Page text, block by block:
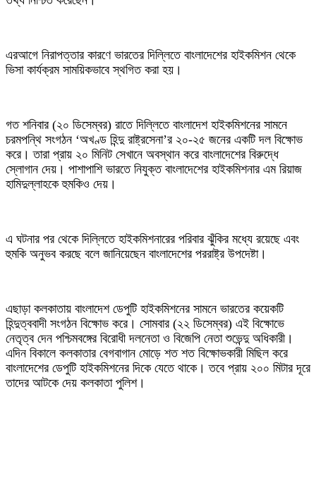
‎এরআগে নিরাপত্তার কারণে ভারতের দিল্লিতে বাংলাদেশের হাইকমিশন থেকে
ভিসা কার্যক্রম সাময়িকভাবে স্থগিত করা হয়।
‎গত শনিবার (২০ ডিসেম্বর) রাতে দিল্লিতে বাংলাদেশ হাইকমিশনের সামনে
চরমপন্থি সংগঠন ‘অখণ্ড হিন্দু রাষ্ট্রসেনা’র ২০-২৫ জনের একটি দল বিক্ষোভ
করে। তারা প্রায় ২০ মিনিট সেখানে অবস্থান করে বাংলাদেশের বিরুদ্ধে
স্লোগান দেয়। পাশাপাশি ভারতে নিযুক্ত বাংলাদেশের হাইকমিশনার এম রিয়াজ
হামিদুল্লাহকে হুমকিও দেয়।
‎এ ঘটনার পর থেকে দিল্লিতে হাইকমিশনারের পরিবার ঝুঁকির মধ্যে রয়েছে এবং
হুমকি অনুভব করছে বলে জানিয়েছেন বাংলাদেশের পররাষ্ট্র উপদেষ্টা।
‎এছাড়া কলকাতায় বাংলাদেশ ডেপুটি হাইকমিশনের সামনে ভারতের কয়েকটি
হিন্দুত্ববাদী সংগঠন বিক্ষোভ করে। সোমবার (২২ ডিসেম্বর) এই বিক্ষোভে
নেতৃত্ব দেন পশ্চিমবঙ্গের বিরোধী দলনেতা ও বিজেপি নেতা শুভেন্দু অধিকারী।
এদিন বিকালে কলকাতার বেগবাগান মোড়ে শত শত বিক্ষোভকারী মিছিল করে
বাংলাদেশের ডেপুটি হাইকমিশনের দিকে যেতে থাকে। তবে প্রায় ২০০ মিটার দূরে
তাদের আটকে দেয় কলকাতা পুলিশ।